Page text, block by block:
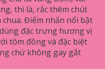
thì là, rắc thêm chút
chua. Điểm nhấn nổi bật
đặc trưng hương vị
tôm đồng và đặc biệt
chứ không gay gắt